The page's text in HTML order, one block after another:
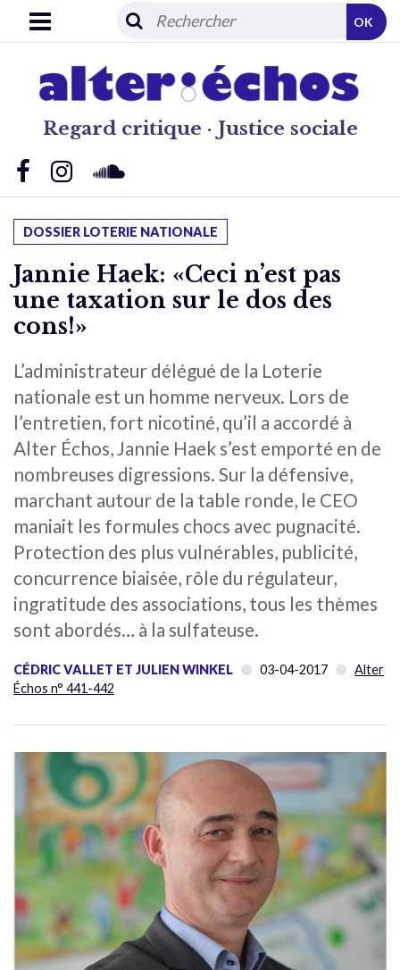
Regard critique · Justice sociale
OK
DOSSIER LOTERIE NATIONALE
Jannie Haek: «Ceci n’est pas
une taxation sur le dos des
cons!»
L’administrateur délégué de la Loterie
nationale est un homme nerveux. Lors de
l’entretien, fort nicotiné, qu’il a accordé à
Alter Échos, Jannie Haek s’est emporté en de
nombreuses digressions. Sur la défensive,
marchant autour de la table ronde, le CEO
maniait les formules chocs avec pugnacité.
Protection des plus vulnérables, publicité,
concurrence biaisée, rôle du régulateur,
ingratitude des associations, tous les thèmes
sont abordés… à la sulfateuse.
CÉDRIC VALLET ET JULIEN WINKEL 03-04-2017
Alter
Échos n° 441-442